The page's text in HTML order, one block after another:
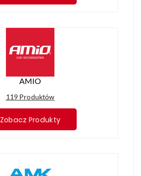
AMIO
119 Produktów
Zobacz Produkty